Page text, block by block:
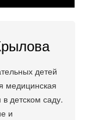
детей
медицинская
детском саду.
и